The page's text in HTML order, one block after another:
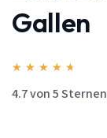
Gallen
★ ★ ★ ★ ★
4.7 von 5 Sternen